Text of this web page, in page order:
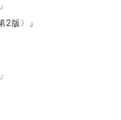
2版〉』